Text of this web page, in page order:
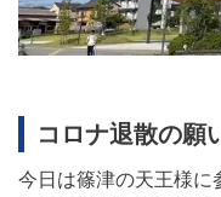
コロナ退散の願
今日は篠津の天王様に